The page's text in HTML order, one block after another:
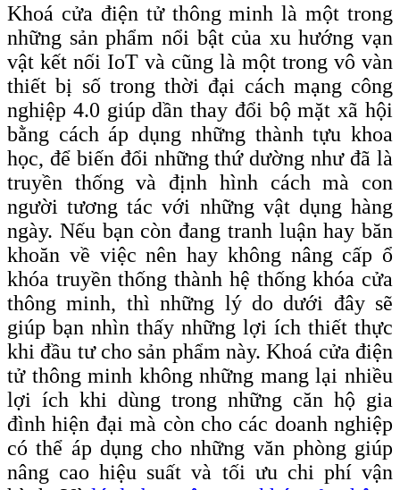
Khoá cửa điện tử thông minh là một trong
những sản phẩm nổi bật của xu hướng vạn
vật kết nối IoT và cũng là một trong vô vàn
thiết bị số trong thời đại cách mạng công
nghiệp 4.0 giúp dần thay đổi bộ mặt xã hội
bằng cách áp dụng những thành tựu khoa
học, để biến đổi những thứ dường như đã là
truyền thống và định hình cách mà con
người tương tác với những vật dụng hàng
ngày. Nếu bạn còn đang tranh luận hay băn
khoăn về việc nên hay không nâng cấp ổ
khóa truyền thống thành hệ thống khóa cửa
thông minh, thì những lý do dưới đây sẽ
giúp bạn nhìn thấy những lợi ích thiết thực
khi đầu tư cho sản phẩm này. Khoá cửa điện
tử thông minh không những mang lại nhiều
lợi ích khi dùng trong những căn hộ gia
đình hiện đại mà còn cho các doanh nghiệp
có thể áp dụng cho những văn phòng giúp
nâng cao hiệu suất và tối ưu chi phí vận